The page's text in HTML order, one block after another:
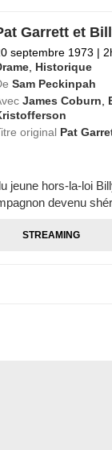
Garrett et
septembre 1973 |
Historique
Sam Peckinpah
James Coburn
original Pat
jeune hors-la-loi
devenu
STREAMING